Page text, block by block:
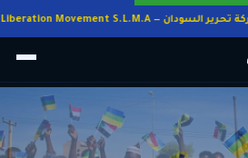
حركة تحرير السودان — Sudan Liberation Movement S.L.M.A